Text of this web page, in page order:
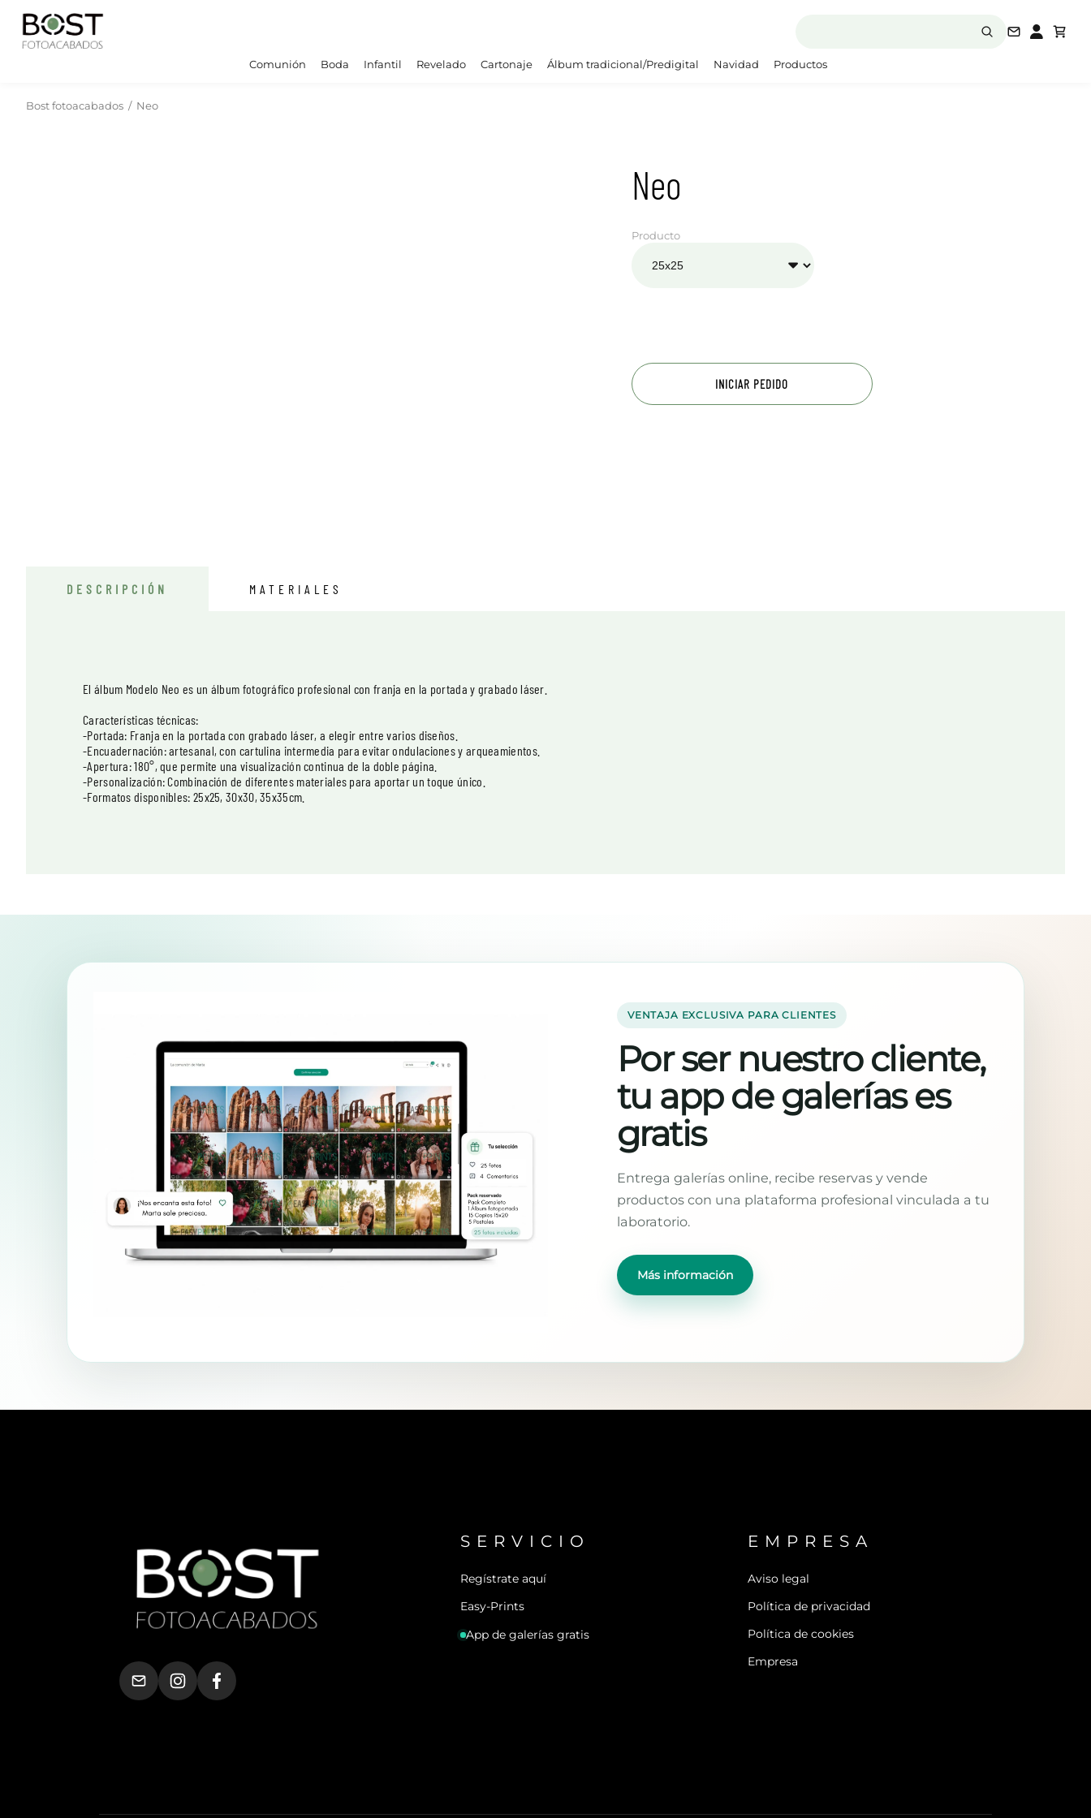
Comunión Boda Infantil Revelado Cartonaje Álbum tradicional/Predigital Navidad Productos
Bost fotoacabados / Neo
Neo
Producto
INICIAR PEDIDO
DESCRIPCIÓN MATERIALES
El álbum Modelo Neo es un álbum fotográfico profesional con franja en la portada y grabado láser.
Características técnicas:
-Portada: Franja en la portada con grabado láser, a elegir entre varios diseños.
-Encuadernación: artesanal, con cartulina intermedia para evitar ondulaciones y arqueamientos.
-Apertura: 180°, que permite una visualización continua de la doble página.
-Personalización: Combinación de diferentes materiales para aportar un toque único.
-Formatos disponibles: 25x25, 30x30, 35x35cm.
VENTAJA EXCLUSIVA PARA CLIENTES
Por ser nuestro cliente,
tu app de galerías es
gratis
Entrega galerías online, recibe reservas y vende
productos con una plataforma profesional vinculada a tu
laboratorio.
Más información
SERVICIO
Regístrate aquí
Easy-Prints
App de galerías gratis
EMPRESA
Aviso legal
Política de privacidad
Política de cookies
Empresa